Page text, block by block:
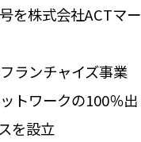
を株式会社ACTマー
ランチャイズ事業
トワークの100％出
を設立